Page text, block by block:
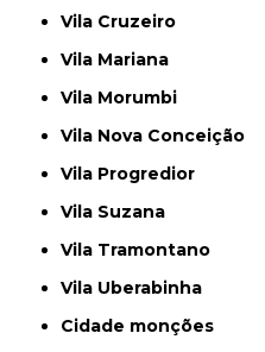
Vila Cruzeiro
Vila Mariana
Vila Morumbi
Vila Nova Conceição
Vila Progredior
Vila Suzana
Vila Tramontano
Vila Uberabinha
cidade monções